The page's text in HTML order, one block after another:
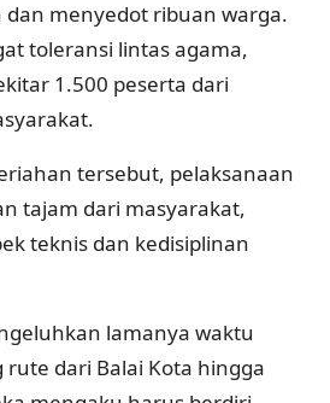
menyedot ribuan warga.
toleransi lintas agama,
1.500 peserta dari
tersebut, pelaksanaan
tajam dari masyarakat,
teknis dan kedisiplinan
lamanya waktu
dari Balai Kota hingga